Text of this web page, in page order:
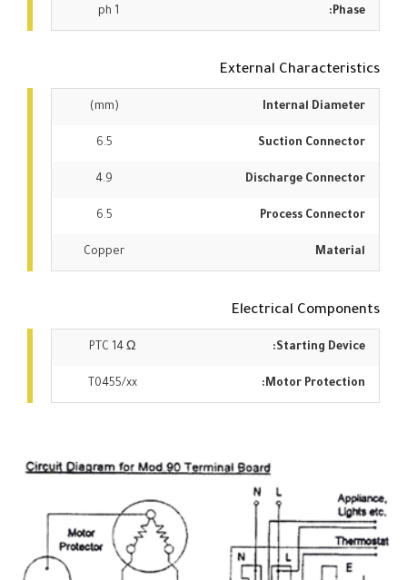
Phase:
1 ph
External Characteristics
Internal Diameter
(mm)
Suction Connector
6.5
Discharge Connector
4.9
Process Connector
6.5
Material
Copper
Electrical Components
Starting Device:
PTC 14 Ω
Motor Protection:
T0455/xx